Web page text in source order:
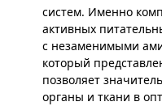
систем. Именно
активных
с незаменимыми
который
позволяет
органы и ткани в